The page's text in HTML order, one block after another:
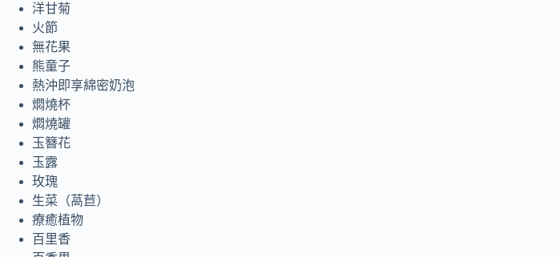
洋甘菊
火節
無花果
熊童子
熱沖即享綿密奶泡
燜燒杯
燜燒罐
玉簪花
玉露
玫瑰
生菜（萵苣）
療癒植物
百里香